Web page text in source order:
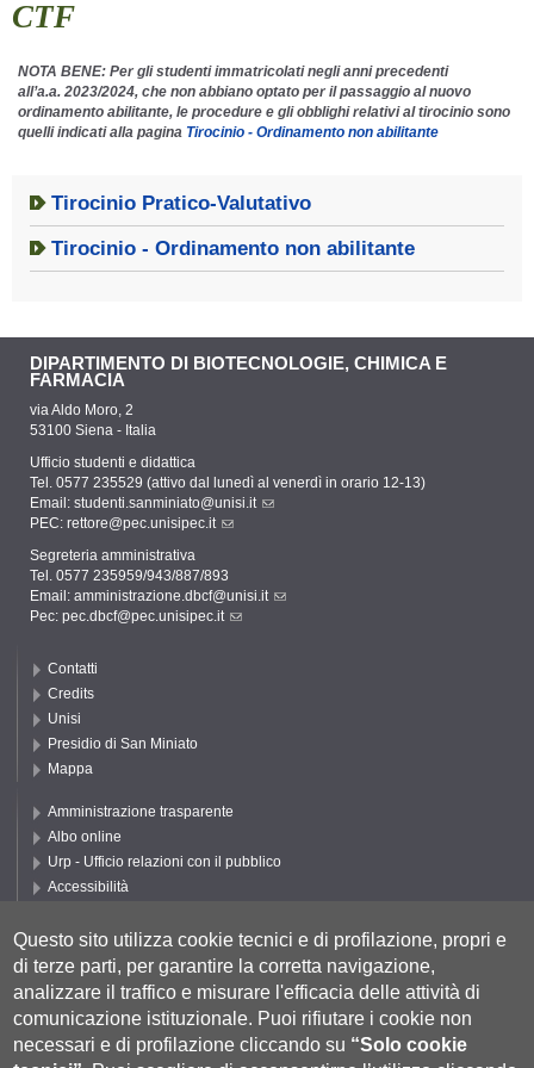
CTF
NOTA BENE: Per gli studenti immatricolati negli anni precedenti
all’a.a. 2023/2024, che non abbiano optato per il passaggio al nuovo
ordinamento abilitante, le procedure e gli obblighi relativi al tirocinio sono
quelli indicati alla pagina Tirocinio - Ordinamento non abilitante
Tirocinio Pratico-Valutativo
Tirocinio - Ordinamento non abilitante
DIPARTIMENTO DI BIOTECNOLOGIE, CHIMICA E
FARMACIA
via Aldo Moro, 2
53100 Siena - Italia
Ufficio studenti e didattica
Tel. 0577 235529 (attivo dal lunedì al venerdì in orario 12-13)
Email: studenti.sanminiato@unisi.it
PEC: rettore@pec.unisipec.it
Segreteria amministrativa
Tel. 0577 235959/943/887/893
Email: amministrazione.dbcf@unisi.it
Pec: pec.dbcf@pec.unisipec.it
Contatti
Credits
Unisi
Presidio di San Miniato
Mappa
Amministrazione trasparente
Albo online
Urp - Ufficio relazioni con il pubblico
Accessibilità
Cookie settings
Segui UNISI
Questo sito utilizza cookie tecnici e di profilazione, propri e
di terze parti, per garantire la corretta navigazione,
analizzare il traffico e misurare l'efficacia delle attività di
comunicazione istituzionale. Puoi rifiutare i cookie non
necessari e di profilazione cliccando su “Solo cookie